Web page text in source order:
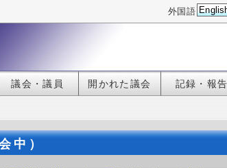
外国語
議会・議員 開かれた議会 記録・報告
中）